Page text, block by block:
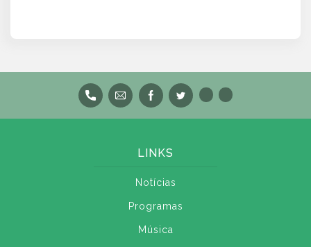
LINKS
Notícias
Programas
Música